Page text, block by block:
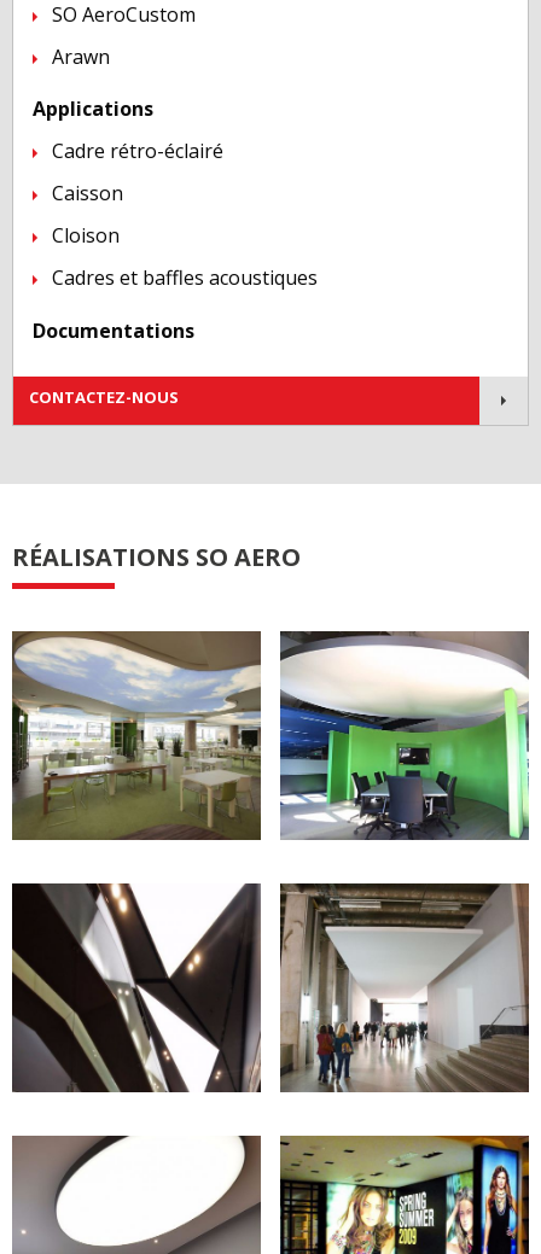
SO AeroCustom
Arawn
Applications
Cadre rétro-éclairé
Caisson
Cloison
Cadres et baffles acoustiques
Documentations
CONTACTEZ-NOUS
RÉALISATIONS SO AERO